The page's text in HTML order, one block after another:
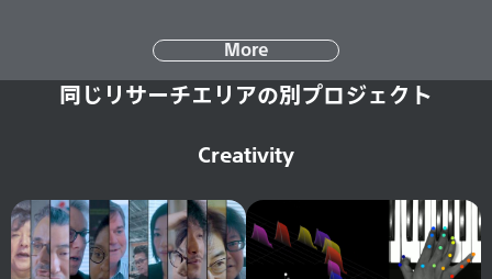
More
同じリサーチエリアの別プロジェクト
Creativity